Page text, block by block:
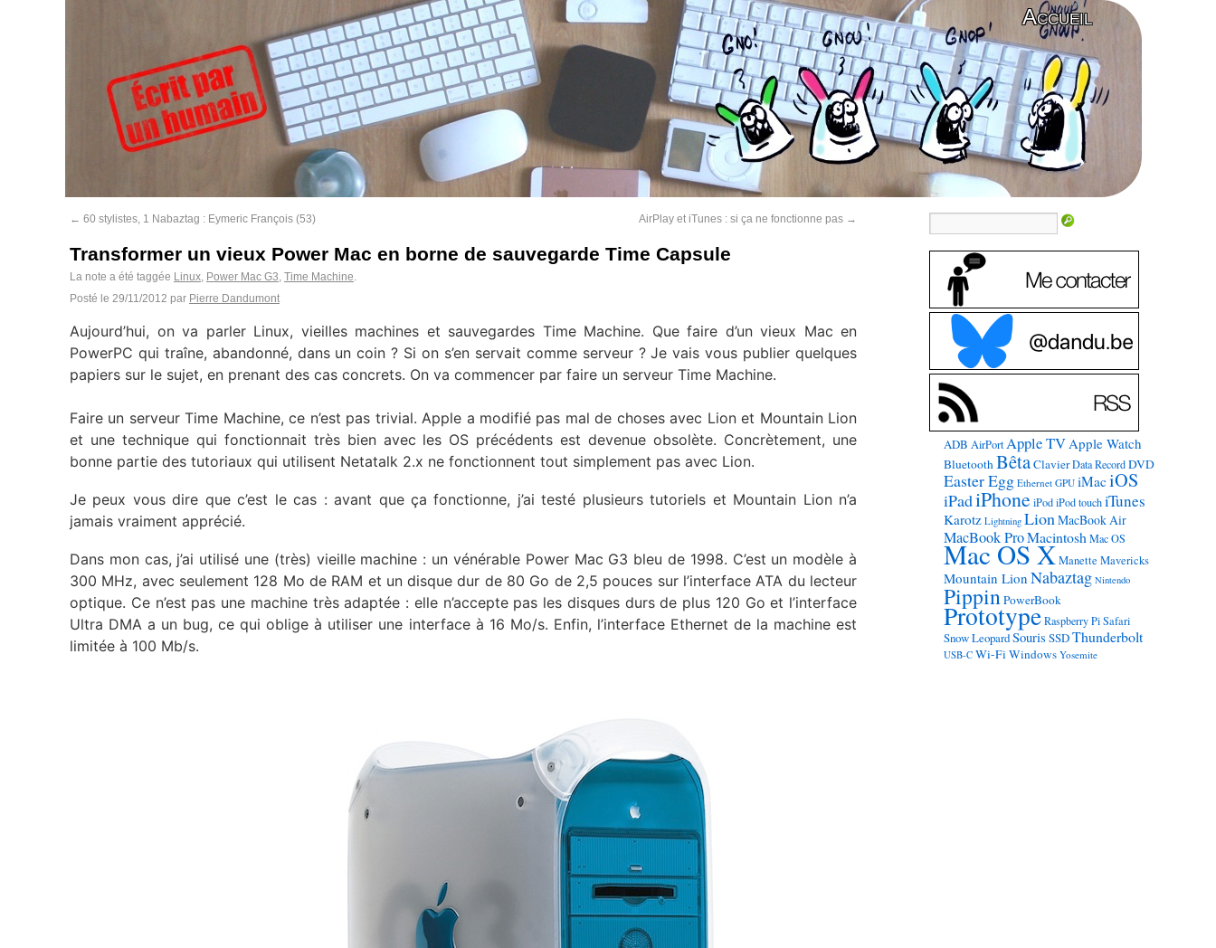
Accueil
← 60 stylistes, 1 Nabaztag : Eymeric François (53) AirPlay et iTunes : si ça ne fonctionne pas →
Transformer un vieux Power Mac en borne de sauvegarde Time Capsule
La note a été taggée Linux, Power Mac G3, Time Machine.
Posté le 29/11/2012 par Pierre Dandumont
Aujourd’hui, on va parler Linux, vieilles machines et sauvegardes Time Machine. Que faire d’un vieux Mac en
PowerPC qui traîne, abandonné, dans un coin ? Si on s’en servait comme serveur ? Je vais vous publier quelques
papiers sur le sujet, en prenant des cas concrets. On va commencer par faire un serveur Time Machine.
Faire un serveur Time Machine, ce n’est pas trivial. Apple a modifié pas mal de choses avec Lion et Mountain Lion
et une technique qui fonctionnait très bien avec les OS précédents est devenue obsolète. Concrètement, une
bonne partie des tutoriaux qui utilisent Netatalk 2.x ne fonctionnent tout simplement pas avec Lion.
Je peux vous dire que c’est le cas : avant que ça fonctionne, j’ai testé plusieurs tutoriels et Mountain Lion n’a
jamais vraiment apprécié.
Dans mon cas, j’ai utilisé une (très) vieille machine : un vénérable Power Mac G3 bleu de 1998. C’est un modèle à
300 MHz, avec seulement 128 Mo de RAM et un disque dur de 80 Go de 2,5 pouces sur l’interface ATA du lecteur
optique. Ce n’est pas une machine très adaptée : elle n’accepte pas les disques durs de plus 120 Go et l’interface
Ultra DMA a un bug, ce qui oblige à utiliser une interface à 16 Mo/s. Enfin, l’interface Ethernet de la machine est
limitée à 100 Mb/s.
ADB AirPort Apple TVApple Watch
BluetoothBêtaClavier Data Record DVD
Easter Egg Ethernet GPU iMaciOS
iPadiPhone iPod iPod touch iTunes
Karotz Lightning LionMacBook Air
MacBook ProMacintosh Mac OS
Mac OS X Manette Mavericks
Mountain Lion Nabaztag Nintendo
PippinPowerBook
Prototype Raspberry Pi Safari
Snow LeopardSouris SSDThunderbolt
USB-C Wi-FiWindows Yosemite